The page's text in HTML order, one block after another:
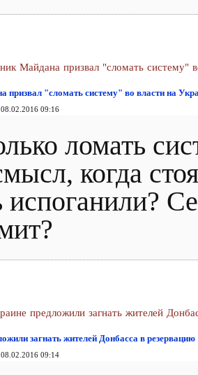
Майдана призвал "сломать систему"
призвал "сломать систему" во власти на
08.02.2016 09:16
ломать
когда
предложили загнать жителей
загнать жителей Донбасса в резервацию
08.02.2016 09:14